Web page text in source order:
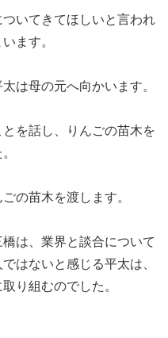
いてきてほしいと言われ
ます。
は母の元へ向かいます。
を話し、りんごの苗木を
の苗木を渡します。
は、業界と談合について
はないと感じる平太は、
り組むのでした。